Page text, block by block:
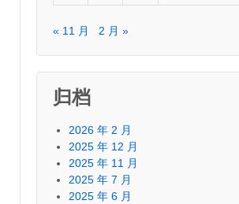
« 11 月 2 月 »
归档
2026 年 2 月
2025 年 12 月
2025 年 11 月
2025 年 7 月
2025 年 6 月